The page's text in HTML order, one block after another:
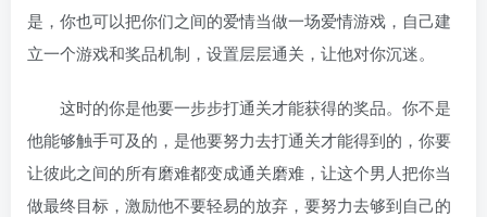
是，你也可以把你们之间的爱情当做一场爱情游戏，自己建
立一个游戏和奖品机制，设置层层通关，让他对你沉迷。
这时的你是他要一步步打通关才能获得的奖品。你不是
他能够触手可及的，是他要努力去打通关才能得到的，你要
让彼此之间的所有磨难都变成通关磨难，让这个男人把你当
做最终目标，激励他不要轻易的放弃，要努力去够到自己的